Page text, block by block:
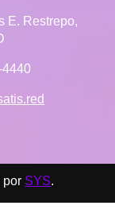
E. Restrepo,
4440
por SYS.